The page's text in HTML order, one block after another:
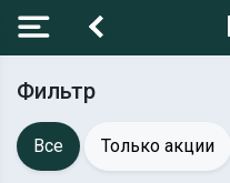
Фильтр
Все Только акции